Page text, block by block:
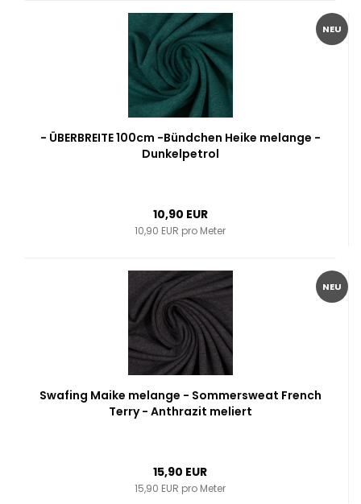
NEU
- ÜBERBREITE 100cm -Bündchen Heike melange -
Dunkelpetrol
10,90 EUR
10,90 EUR pro Meter
NEU
Swafing Maike melange - Sommersweat French
Terry - Anthrazit meliert
15,90 EUR
15,90 EUR pro Meter